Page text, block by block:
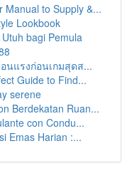
Manual to Supply &...
Lookbook
bagi Pemula
นแรงก่อนเกมสุดส...
Guide to Find...
serene
Berdekatan Ruan...
con Condu...
Emas Harian :...